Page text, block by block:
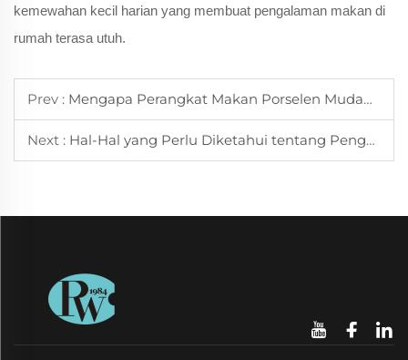
kemewahan kecil harian yang membuat pengalaman makan di
rumah terasa utuh.
Prev : Mengapa Perangkat Makan Porselen Mudah Dibersihkan dan Dirawat untuk Penggunaan Sehari-hari
Next : Hal-Hal yang Perlu Diketahui tentang Penggunaan Cangkir Teh Tahan Panas untuk Minuman Panas